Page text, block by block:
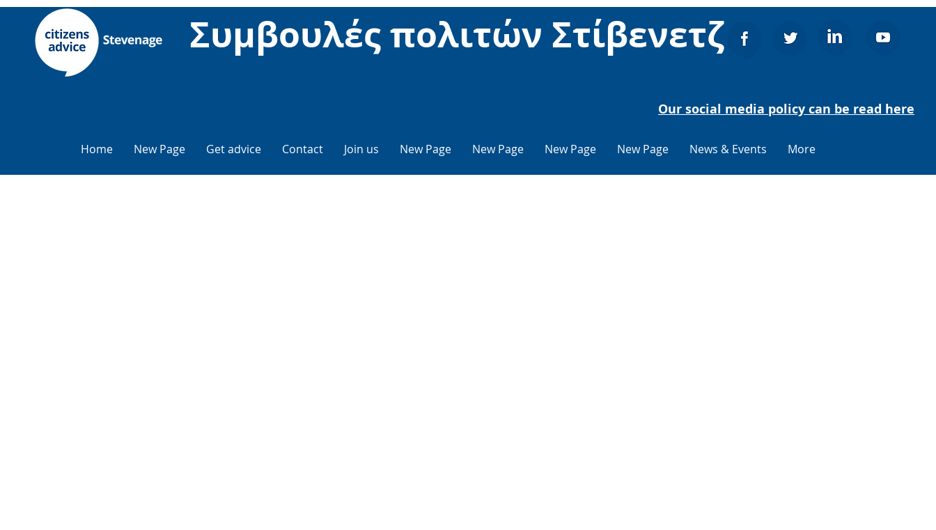
Συμβουλές πολιτών Στίβενετζ
Our social media policy can be read here
Home New Page Get advice Contact Join us New Page New Page New Page New Page News & Events More